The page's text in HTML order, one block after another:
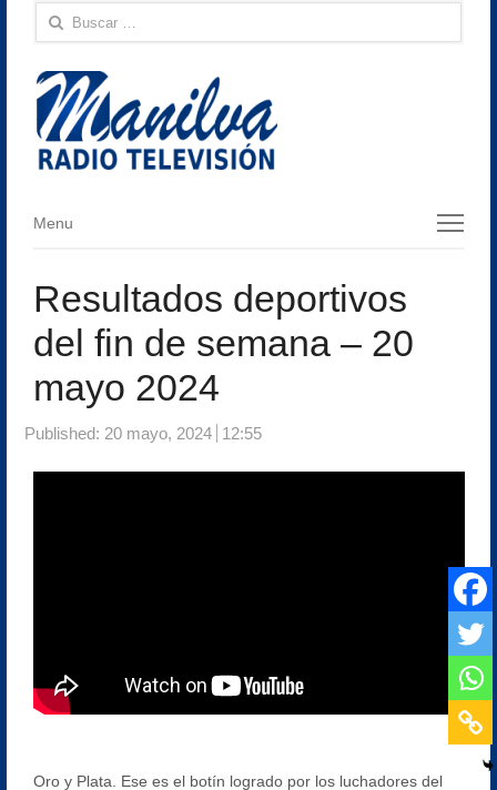
Buscar:
Menu
Menu
Resultados deportivos
del fin de semana – 20
mayo 2024
Published: 20 mayo, 2024 12:55
Oro y Plata. Ese es el botín logrado por los luchadores del